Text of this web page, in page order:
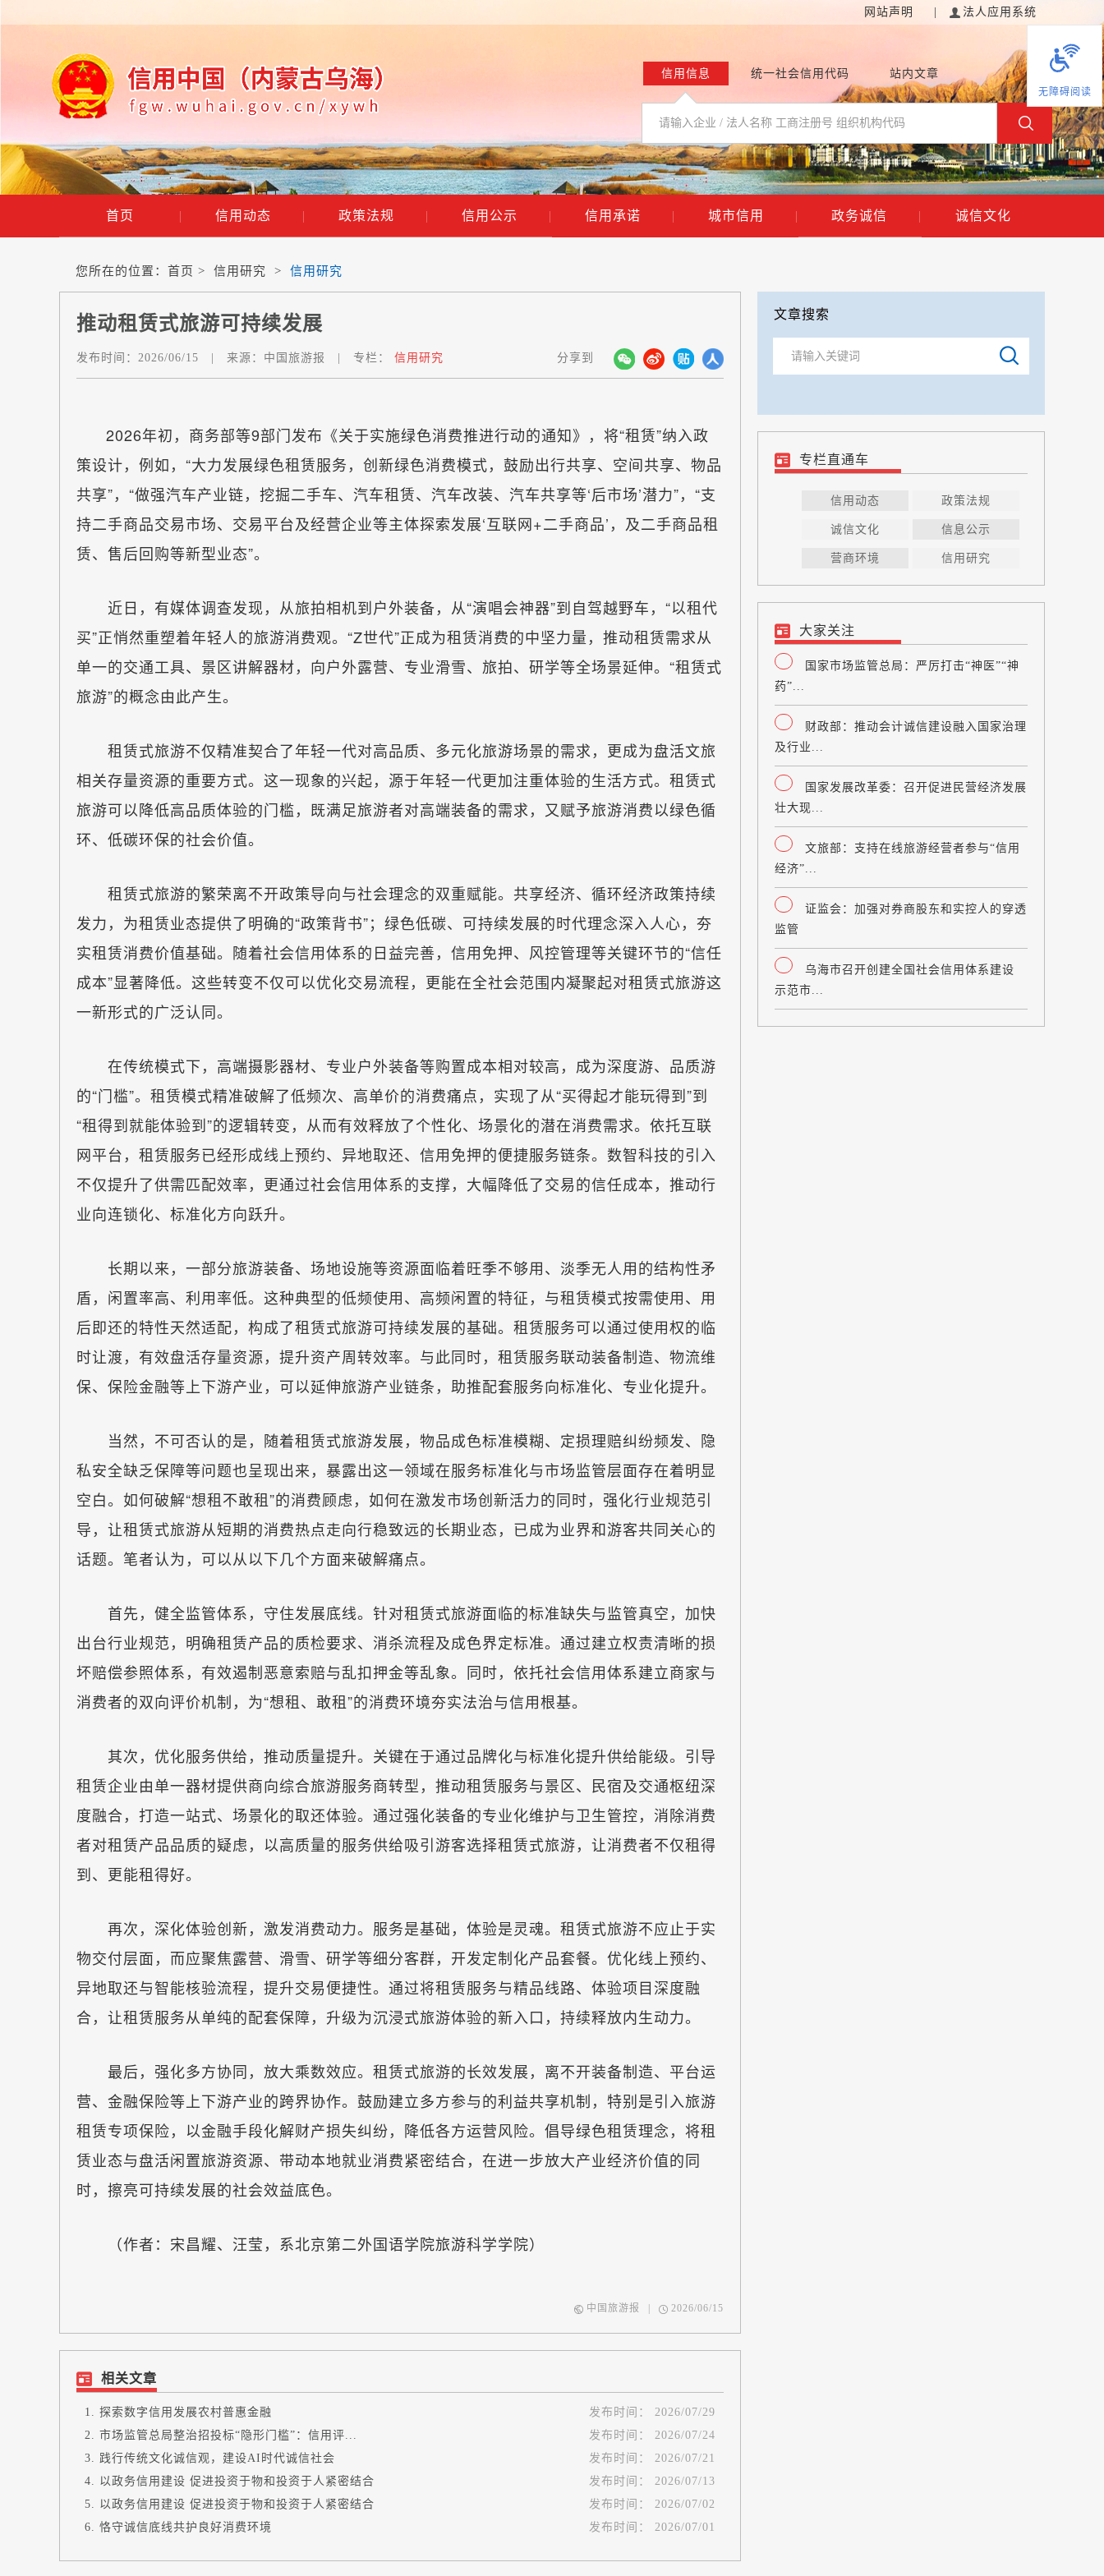
网站声明 法人应用系统
信用信息 统一社会信用代码 站内文章
无障碍阅读
首页 | 信用动态 | 政策法规 | 信用公示 | 信用承诺 | 城市信用 | 政务诚信 | 诚信文化
您所在的位置： 首页 > 信用研究 > 信用研究
推动租赁式旅游可持续发展
发布时间： 2026/06/15 来源： 中国旅游报 专栏： 信用研究 分享到
2026年初，商务部等9部门发布《关于实施绿色消费推进行动的通知》，将“租赁”纳入政
策设计，例如，“大力发展绿色租赁服务，创新绿色消费模式，鼓励出行共享、空间共享、物品
共享”，“做强汽车产业链，挖掘二手车、汽车租赁、汽车改装、汽车共享等‘后市场’潜力”，“支
持二手商品交易市场、交易平台及经营企业等主体探索发展‘互联网+二手商品’，及二手商品租
赁、售后回购等新型业态”。
近日，有媒体调查发现，从旅拍相机到户外装备，从“演唱会神器”到自驾越野车，“以租代
买”正悄然重塑着年轻人的旅游消费观。“Z世代”正成为租赁消费的中坚力量，推动租赁需求从
单一的交通工具、景区讲解器材，向户外露营、专业滑雪、旅拍、研学等全场景延伸。“租赁式
旅游”的概念由此产生。
租赁式旅游不仅精准契合了年轻一代对高品质、多元化旅游场景的需求，更成为盘活文旅
相关存量资源的重要方式。这一现象的兴起，源于年轻一代更加注重体验的生活方式。租赁式
旅游可以降低高品质体验的门槛，既满足旅游者对高端装备的需求，又赋予旅游消费以绿色循
环、低碳环保的社会价值。
租赁式旅游的繁荣离不开政策导向与社会理念的双重赋能。共享经济、循环经济政策持续
发力，为租赁业态提供了明确的“政策背书”；绿色低碳、可持续发展的时代理念深入人心，夯
实租赁消费价值基础。随着社会信用体系的日益完善，信用免押、风控管理等关键环节的“信任
成本”显著降低。这些转变不仅可以优化交易流程，更能在全社会范围内凝聚起对租赁式旅游这
一新形式的广泛认同。
在传统模式下，高端摄影器材、专业户外装备等购置成本相对较高，成为深度游、品质游
的“门槛”。租赁模式精准破解了低频次、高单价的消费痛点，实现了从“买得起才能玩得到”到
“租得到就能体验到”的逻辑转变，从而有效释放了个性化、场景化的潜在消费需求。依托互联
网平台，租赁服务已经形成线上预约、异地取还、信用免押的便捷服务链条。数智科技的引入
不仅提升了供需匹配效率，更通过社会信用体系的支撑，大幅降低了交易的信任成本，推动行
业向连锁化、标准化方向跃升。
长期以来，一部分旅游装备、场地设施等资源面临着旺季不够用、淡季无人用的结构性矛
盾，闲置率高、利用率低。这种典型的低频使用、高频闲置的特征，与租赁模式按需使用、用
后即还的特性天然适配，构成了租赁式旅游可持续发展的基础。租赁服务可以通过使用权的临
时让渡，有效盘活存量资源，提升资产周转效率。与此同时，租赁服务联动装备制造、物流维
保、保险金融等上下游产业，可以延伸旅游产业链条，助推配套服务向标准化、专业化提升。
当然，不可否认的是，随着租赁式旅游发展，物品成色标准模糊、定损理赔纠纷频发、隐
私安全缺乏保障等问题也呈现出来，暴露出这一领域在服务标准化与市场监管层面存在着明显
空白。如何破解“想租不敢租”的消费顾虑，如何在激发市场创新活力的同时，强化行业规范引
导，让租赁式旅游从短期的消费热点走向行稳致远的长期业态，已成为业界和游客共同关心的
话题。笔者认为，可以从以下几个方面来破解痛点。
首先，健全监管体系，守住发展底线。针对租赁式旅游面临的标准缺失与监管真空，加快
出台行业规范，明确租赁产品的质检要求、消杀流程及成色界定标准。通过建立权责清晰的损
坏赔偿参照体系，有效遏制恶意索赔与乱扣押金等乱象。同时，依托社会信用体系建立商家与
消费者的双向评价机制，为“想租、敢租”的消费环境夯实法治与信用根基。
其次，优化服务供给，推动质量提升。关键在于通过品牌化与标准化提升供给能级。引导
租赁企业由单一器材提供商向综合旅游服务商转型，推动租赁服务与景区、民宿及交通枢纽深
度融合，打造一站式、场景化的取还体验。通过强化装备的专业化维护与卫生管控，消除消费
者对租赁产品品质的疑虑，以高质量的服务供给吸引游客选择租赁式旅游，让消费者不仅租得
到、更能租得好。
再次，深化体验创新，激发消费动力。服务是基础，体验是灵魂。租赁式旅游不应止于实
物交付层面，而应聚焦露营、滑雪、研学等细分客群，开发定制化产品套餐。优化线上预约、
异地取还与智能核验流程，提升交易便捷性。通过将租赁服务与精品线路、体验项目深度融
合，让租赁服务从单纯的配套保障，升级为沉浸式旅游体验的新入口，持续释放内生动力。
最后，强化多方协同，放大乘数效应。租赁式旅游的长效发展，离不开装备制造、平台运
营、金融保险等上下游产业的跨界协作。鼓励建立多方参与的利益共享机制，特别是引入旅游
租赁专项保险，以金融手段化解财产损失纠纷，降低各方运营风险。倡导绿色租赁理念，将租
赁业态与盘活闲置旅游资源、带动本地就业消费紧密结合，在进一步放大产业经济价值的同
时，擦亮可持续发展的社会效益底色。
（作者：宋昌耀、汪莹，系北京第二外国语学院旅游科学学院）
中国旅游报 2026/06/15
相关文章
探索数字信用发展农村普惠金融 发布时间：
2026/07/29
市场监管总局整治招投标“隐形门槛”：信用评...
发布时间：
2026/07/24
践行传统文化诚信观，建设AI时代诚信社会
发布时间：
2026/07/21
以政务信用建设 促进投资于物和投资于人紧密结合
发布时间：
2026/07/13
以政务信用建设 促进投资于物和投资于人紧密结合
发布时间：
2026/07/02
恪守诚信底线共护良好消费环境
发布时间： 2026/07/01
文章搜索
专栏直通车
信用动态 政策法规
诚信文化 信息公示
营商环境 信用研究
大家关注
国家市场监管总局：严厉打击“神医”“神
药”...
财政部：推动会计诚信建设融入国家治理
及行业...
国家发展改革委：召开促进民营经济发展
壮大现...
文旅部：支持在线旅游经营者参与“信用
经济”...
证监会：加强对券商股东和实控人的穿透
监管
乌海市召开创建全国社会信用体系建设
示范市...